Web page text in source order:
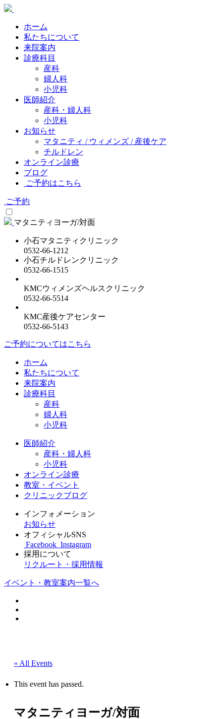
ホーム
私たちについて
来院案内
診療科目
産科
婦人科
小児科
医師紹介
産科・婦人科
小児科
お知らせ
マタニティ / ウィメンズ / 産後ケア
チルドレン
オンライン診療
ブログ
ご予約はこちら
ご予約
マタニティヨーガ/対面
小石マタニティクリニック
0532-66-1212
小石チルドレンクリニック
0532-66-1515
KMCウィメンズヘルスクリニック
0532-66-5514
KMC産後ケアセンター
0532-66-5143
ご予約についてはこちら
ホーム
私たちについて
来院案内
診療科目
産科
婦人科
小児科
医師紹介
産科・婦人科
小児科
オンライン診療
教室・イベント
クリニックブログ
インフォメーション
お知らせ
オフィシャルSNS
Facebook Instagram
採用について
リクルート・採用情報
イベント・教室案内一覧へ
« All Events
This event has passed.
マタニティヨーガ/対面